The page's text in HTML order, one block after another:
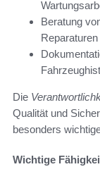
Beratung
Reparaturen
Die
Qualität und
besonders
Wichtige